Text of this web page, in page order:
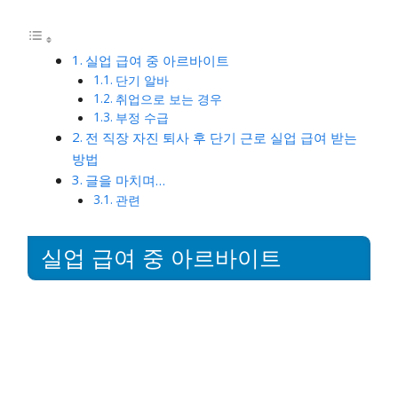
실업 급여 중 아르바이트
단기 알바
취업으로 보는 경우
부정 수급
전 직장 자진 퇴사 후 단기 근로 실업 급여 받는
방법
글을 마치며…
관련
실업 급여 중 아르바이트